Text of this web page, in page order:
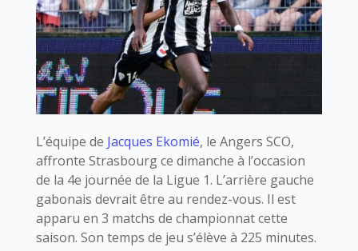
L’équipe de Jacques Ekomié, le Angers SCO,
affronte Strasbourg ce dimanche à l’occasion
de la 4e journée de la Ligue 1. L’arrière gauche
gabonais devrait être au rendez-vous. Il est
apparu en 3 matchs de championnat cette
saison. Son temps de jeu s’élève à 225 minutes.